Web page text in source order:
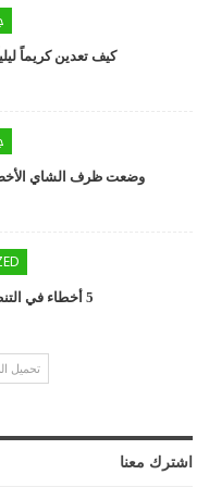
كيف تعدين كريماً
وضعت ظرف الشاي
5 أخطاء في التنظيف تجذب الغبار إلى المنزل
تحميل
اشترك معنا